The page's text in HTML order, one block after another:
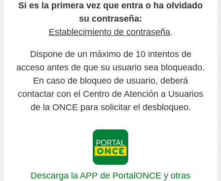
Si es la primera vez que entra o ha olvidado
su contraseña:
Establecimiento de contraseña.
Dispone de un máximo de 10 intentos de
acceso antes de que su usuario sea bloqueado.
En caso de bloqueo de usuario, deberá
contactar con el Centro de Atención a Usuarios
de la ONCE para solicitar el desbloqueo.
Descarga la APP de PortalONCE y otras